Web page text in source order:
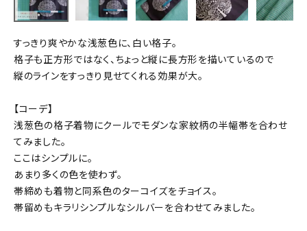
正絹 木綿・麻 ポリエステル その他
0-5,000円 5,000-10,000円 10,000-20,000円
20,000-30,000円
色から探す
襦袢
帯
羽織
小物
新作・キャンペーン
SALE
すっきり爽やかな浅葱色に、白い格子。
格子も正方形ではなく、ちょっと縦に長方形を描いているので
縦のラインをすっきり見せてくれる効果が大。
【コーデ】
浅葱色の格子着物にクールでモダンな家紋柄の半幅帯を合わせ
てみました。
ここはシンプルに。
あまり多くの色を使わず。
帯締めも着物と同系色のターコイズをチョイス。
帯留めもキラリシンプルなシルバーを合わせてみました。